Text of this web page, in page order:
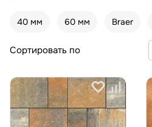
40 мм 60 мм Braer
Сортировать по